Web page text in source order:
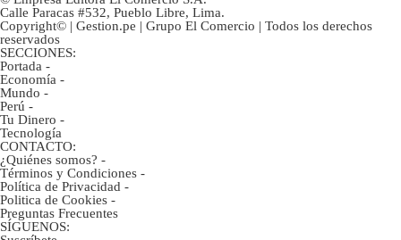
Calle Paracas #532, Pueblo Libre, Lima.
Copyright© | Gestion.pe | Grupo El Comercio | Todos los derechos
reservados
SECCIONES:
Portada -
Economía -
Mundo -
Perú -
Tu Dinero -
Tecnología
CONTACTO:
¿Quiénes somos? -
Términos y Condiciones -
Política de Privacidad -
Politica de Cookies -
Preguntas Frecuentes
SÍGUENOS: